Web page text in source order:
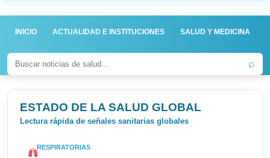
INICIO ACTUALIDAD E INSTITUCIONES SALUD Y MEDICINA
⌕
ESTADO DE LA SALUD GLOBAL
Lectura rápida de señales sanitarias globales
RESPIRATORIAS